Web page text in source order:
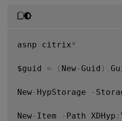
asnp citrix*
$guid = ( New- Guid ) .
New- HypStorage -
New- Item - Path XDHyp :